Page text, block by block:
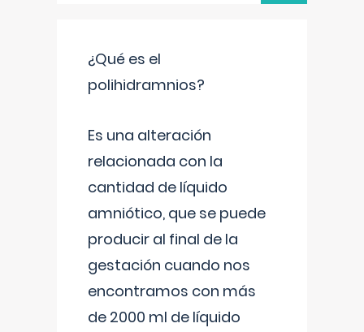
¿Qué es el
polihidramnios?
Es una alteración
relacionada con la
cantidad de líquido
amniótico, que se puede
producir al final de la
gestación cuando nos
encontramos con más
de 2000 ml de líquido